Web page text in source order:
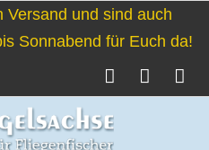
Versand und sind auch
Sonnabend für Euch da!